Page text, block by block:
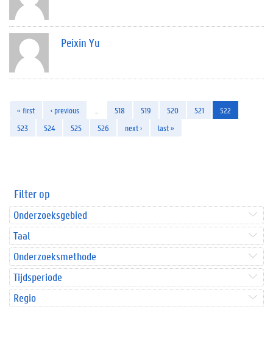
Peixin Yu
« first ‹ previous 518 519 520 521
522
523
524 525 526 next › last »
Filter op
Onderzoeksgebied
Taal
Onderzoeksmethode
Tijdsperiode
Regio